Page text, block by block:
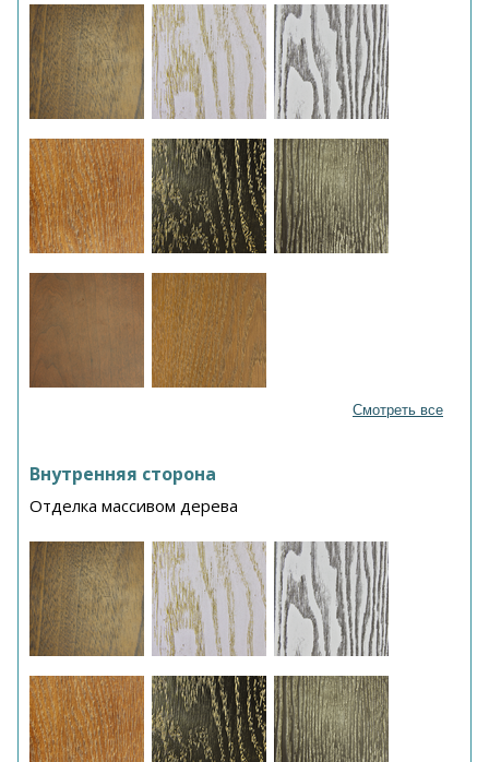
Смотреть все
Внутренняя сторона
Отделка массивом дерева